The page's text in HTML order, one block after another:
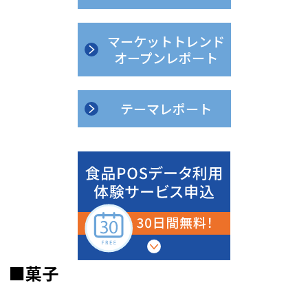
マーケットトレンド
オープンレポート
テーマレポート
■菓子